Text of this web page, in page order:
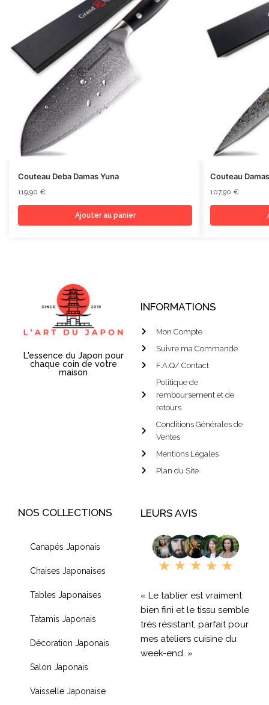
Couteau Deba Damas Yuna
119,90 €
Ajouter au panier
Couteau
107,90 €
L'essence du Japon pour
chaque coin de votre
maison
INFORMATIONS
Mon Compte
Suivre ma Commande
F.A.Q/ Contact
Politique de
remboursement et de
retours
Conditions Générales de
Ventes
Mentions Légales
Plan du Site
NOS COLLECTIONS
Canapés Japonais
Chaises Japonaises
Tables Japonaises
Tatamis Japonais
Décoration Japonais
Salon Japonais
Vaisselle Japonaise
LEURS AVIS
« Le tablier est vraiment
bien fini et le tissu semble
très résistant, parfait pour
mes ateliers cuisine du
week-end. »